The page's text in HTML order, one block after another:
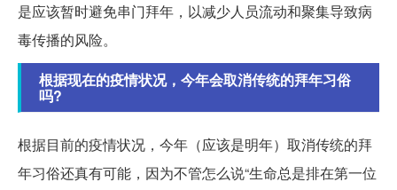
是应该暂时避免串门拜年，以减少人员流动和聚集导致病
毒传播的风险。
根据现在的疫情状况，今年会取消传统的拜年习俗
吗?
根据目前的疫情状况，今年（应该是明年）取消传统的拜
年习俗还真有可能，因为不管怎么说“生命总是排在第一位